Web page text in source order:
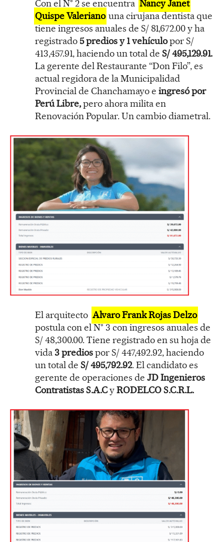
Con el N° 2 se encuentra Nancy Janet
Quispe Valeriano una cirujana dentista que
tiene ingresos anuales de S/ 81,672.00 y ha
registrado5 predios y 1 vehículopor S/
413,457.91, haciendo un total de S/ 495,129.91.
La gerente del Restaurante “Don Filo”, es
actual regidora de la Municipalidad
Provincial de Chanchamayo e ingresó por
Perú Libre,pero ahora milita en
Renovación Popular. Un cambio diametral.
El arquitecto Alvaro Frank Rojas Delzo
postula con el N° 3 con ingresos anuales de
S/ 48,300.00. Tiene registrado en su hoja de
vida 3 prediospor S/ 447,492.92, haciendo
un total de S/ 495,792.92. El candidato es
gerente de operaciones de JD Ingenieros
Contratistas S.A.CyRODELCO S.C.R.L.